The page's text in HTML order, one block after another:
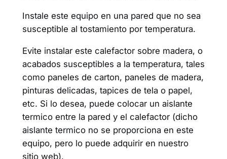
Instale este equipo en una pared que no sea
susceptible al tostamiento por temperatura.
Evite instalar este calefactor sobre madera, o
acabados susceptibles a la temperatura, tales
como paneles de carton, paneles de madera,
pinturas delicadas, tapices de tela o papel,
etc. Si lo desea, puede colocar un aislante
termico entre la pared y el calefactor (dicho
aislante termico no se proporciona en este
equipo, pero lo puede adquirir en nuestro
sitio web).